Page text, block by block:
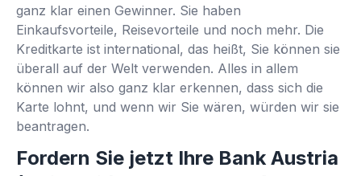
ganz klar einen Gewinner. Sie haben
Einkaufsvorteile, Reisevorteile und noch mehr. Die
Kreditkarte ist international, das heißt, Sie können sie
überall auf der Welt verwenden. Alles in allem
können wir also ganz klar erkennen, dass sich die
Karte lohnt, und wenn wir Sie wären, würden wir sie
beantragen.
Fordern Sie jetzt Ihre Bank Austria